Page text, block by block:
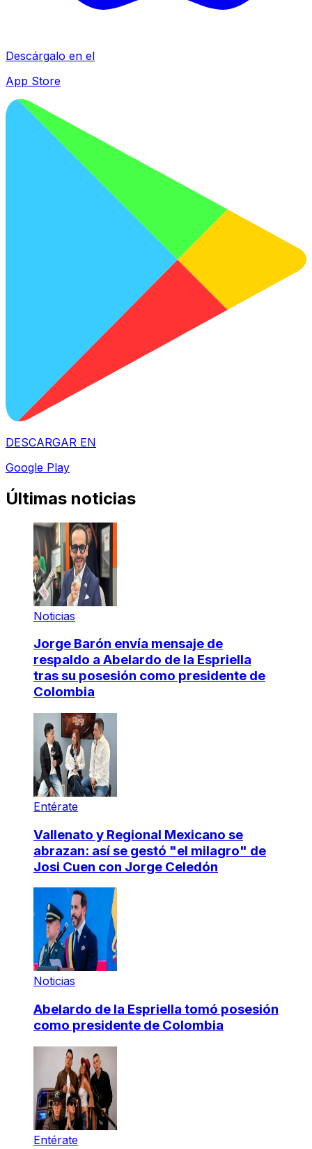
Descárgalo en el
App Store
DESCARGAR EN
Google Play
Últimas noticias
Noticias
Jorge Barón envía mensaje de
respaldo a Abelardo de la Espriella
tras su posesión como presidente de
Colombia
Entérate
Vallenato y Regional Mexicano se
abrazan: así se gestó "el milagro" de
Josi Cuen con Jorge Celedón
Noticias
Abelardo de la Espriella tomó posesión
como presidente de Colombia
Entérate